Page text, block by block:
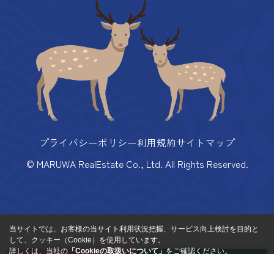
プライバシーポリシー利用規約サイトマップ
© MARUWA RealEstate Co., Ltd. All Rights Reserved.
当サイトでは、お客様の当サイト利用状況把握、サービス向上検討を目的と
して、クッキー（Cookie）を使用しています。
詳しくは、当社の 「Cookieの取扱いについて」 をご確認ください。